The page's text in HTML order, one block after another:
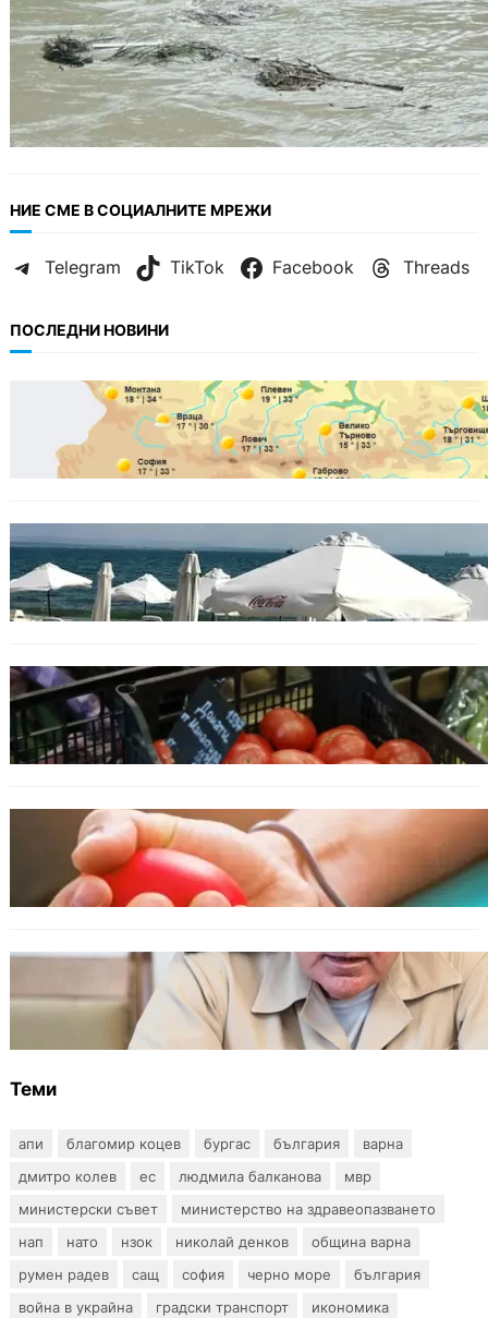
НИЕ СМЕ В СОЦИАЛНИТЕ МРЕЖИ
Telegram TikTok Facebook Threads
ПОСЛЕДНИ НОВИНИ
БЪЛГАРИЯ
Горещ старт на седмицата: до 35° и
спокойно море
Хотелиер: Цените по Черноморието са се
увеличили с до 30%, туристите са по-малко
ИКОНОМИКА
Пазарът се раздвижи: зеленчуци и основни
храни сменят цените си
ОБЩЕСТВО
Варна има спешна нужда от кръводарители
с кръвна група 0+
БЪЛГАРИЯ
Ефтимов: Няма преднамерени действия
срещу България, дронът край Кардам е бил
примамка
Теми
апи благомир коцев бургас българия
варна
дмитро колев
ес людмила балканова
мвр
министерски съвет
министерство на здравеопазването
нап
нато нзок николай денков
община варна
румен радев
сащ софия черно море
българия
война в украйна
градски транспорт
икономика